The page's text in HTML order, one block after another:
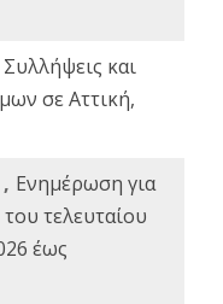
Συλλήψεις και
σε Αττική,
Ενημέρωση για
τελευταίου
έως